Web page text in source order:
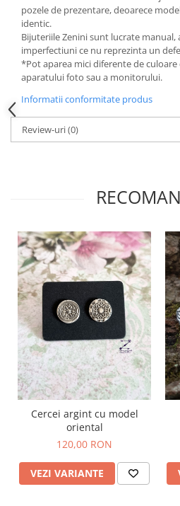
pozele de prezentare, deoarece
identic.
Bijuteriile Zenini sunt lucrate manual,
imperfectiuni ce nu reprezinta un
*Pot aparea mici diferente de
aparatului foto sau a monitorului.
Informatii conformitate produs
Review-uri(0)
Cercei argint cu model
oriental
120,00 RON
VEZI VARIANTE